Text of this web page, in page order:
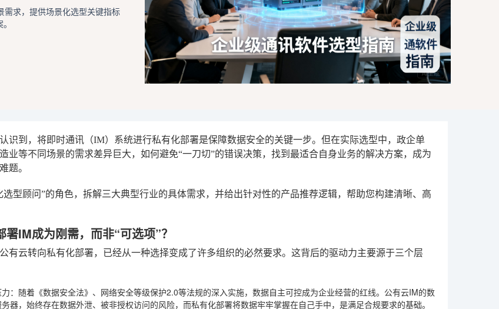
求，提供场景化选型关键指标
识到，将即时通讯（IM）系统进行私有化部署是保障数据安全的关键一步。但在实际选型中，政企单
业等不同场景的需求差异巨大，如何避免“一刀切”的错误决策，找到最适合自身业务的解决方案，成为
题。
选型顾问”的角色，拆解三大典型行业的具体需求，并给出针对性的产品推荐逻辑，帮助您构建清晰、高
IM成为刚需，而非“可选项”？
有云转向私有化部署，已经从一种选择变成了许多组织的必然要求。这背后的驱动力主要源于三个层
：随着《数据安全法》、网络安全等级保护2.0等法规的深入实施，数据自主可控成为企业经营的红线。公有云IM的数
器，始终存在数据外泄、被非授权访问的风险，而私有化部署将数据牢牢掌握在自己手中，是满足合规要求的基础。